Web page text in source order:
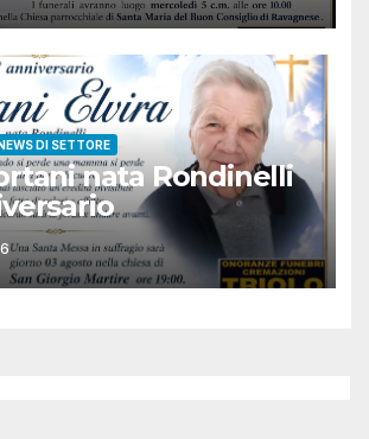
NEWS DI SETTORE
nata Rondinelli